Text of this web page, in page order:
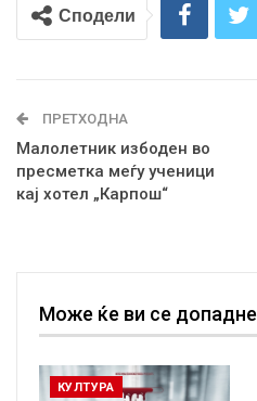
Сподели
ПРЕТХОДНА
Малолетник избоден во
пресметка меѓу ученици
кај хотел „Карпош“
Може ќе ви се допадне
КУЛТУРА